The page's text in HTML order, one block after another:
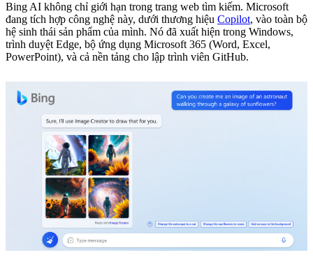
Bing AI không chỉ giới hạn trong trang web tìm kiếm. Microsoft
đang tích hợp công nghệ này, dưới thương hiệu Copilot, vào toàn bộ
hệ sinh thái sản phẩm của mình. Nó đã xuất hiện trong Windows,
trình duyệt Edge, bộ ứng dụng Microsoft 365 (Word, Excel,
PowerPoint), và cả nền tảng cho lập trình viên GitHub.